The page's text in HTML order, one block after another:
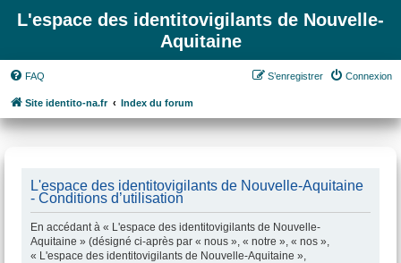
L'espace des identitovigilants de Nouvelle-
Aquitaine
FAQ Connexion
S’enregistrer
Site identito-na.fr Index du forum
L'espace des identitovigilants de Nouvelle-Aquitaine
- Conditions d’utilisation
En accédant à « L'espace des identitovigilants de Nouvelle-
Aquitaine » (désigné ci-après par « nous », « notre », « nos »,
« L'espace des identitovigilants de Nouvelle-Aquitaine »,